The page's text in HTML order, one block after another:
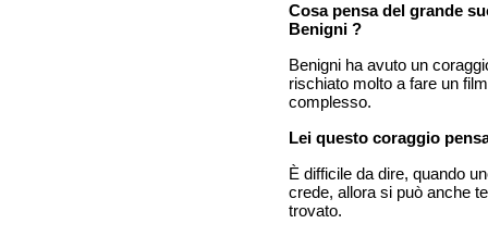
Cosa pensa del grande
Benigni ?
Benigni ha avuto un
rischiato molto a fare un
complesso.
Lei questo coraggio
È difficile da dire, quando
crede, allora si può anche
trovato.